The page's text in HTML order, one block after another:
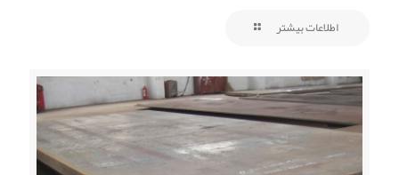
اطلاعات بیشتر